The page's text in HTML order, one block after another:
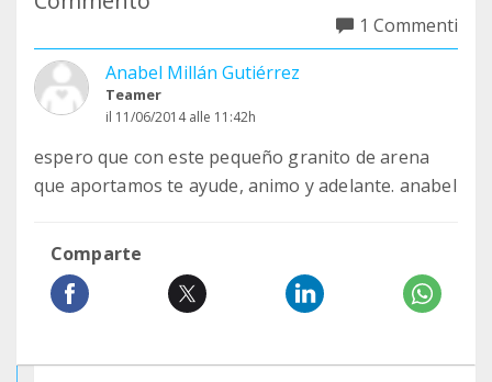
1 Commenti
Anabel Millán Gutiérrez
Teamer
il 11/06/2014 alle 11:42h
espero que con este pequeño granito de arena
que aportamos te ayude, animo y adelante. anabel
Comparte